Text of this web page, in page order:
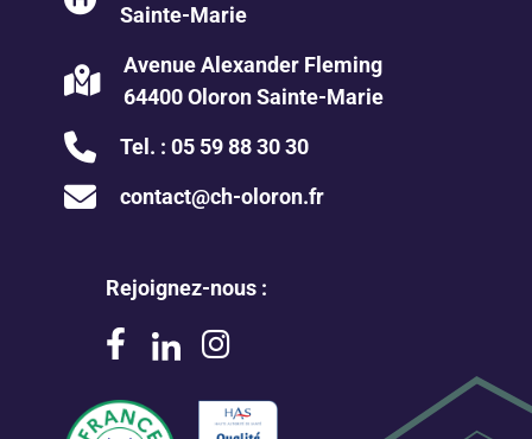
Sainte-Marie
Avenue Alexander Fleming
64400 Oloron Sainte-Marie
Tel. : 05 59 88 30 30
contact@ch-oloron.fr
Rejoignez-nous :